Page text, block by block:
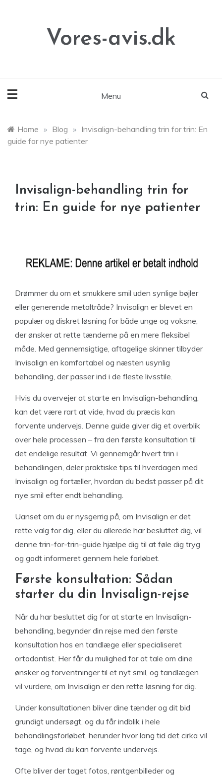
Vores-avis.dk
Menu
Home » Blog » Invisalign-behandling trin for trin: En
guide for nye patienter
Invisalign-behandling trin for
trin: En guide for nye patienter
Drømmer du om et smukkere smil uden synlige bøjler
eller generende metaltråde? Invisalign er blevet en
populær og diskret løsning for både unge og voksne,
der ønsker at rette tænderne på en mere fleksibel
måde. Med gennemsigtige, aftagelige skinner tilbyder
Invisalign en komfortabel og næsten usynlig
behandling, der passer ind i de fleste livsstile.
Hvis du overvejer at starte en Invisalign-behandling,
kan det være rart at vide, hvad du præcis kan
forvente undervejs. Denne guide giver dig et overblik
over hele processen – fra den første konsultation til
det endelige resultat. Vi gennemgår hvert trin i
behandlingen, deler praktiske tips til hverdagen med
Invisalign og fortæller, hvordan du bedst passer på dit
nye smil efter endt behandling.
Uanset om du er nysgerrig på, om Invisalign er det
rette valg for dig, eller du allerede har besluttet dig, vil
denne trin-for-trin-guide hjælpe dig til at føle dig tryg
og godt informeret gennem hele forløbet.
Første konsultation: Sådan
starter du din Invisalign-rejse
Når du har besluttet dig for at starte en Invisalign-
behandling, begynder din rejse med den første
konsultation hos en tandlæge eller specialiseret
ortodontist. Her får du mulighed for at tale om dine
ønsker og forventninger til et nyt smil, og tandlægen
vil vurdere, om Invisalign er den rette løsning for dig.
Under konsultationen bliver dine tænder og dit bid
grundigt undersøgt, og du får indblik i hele
behandlingsforløbet, herunder hvor lang tid det cirka vil
tage, og hvad du kan forvente undervejs.
Ofte bliver der taget fotos, røntgenbilleder og